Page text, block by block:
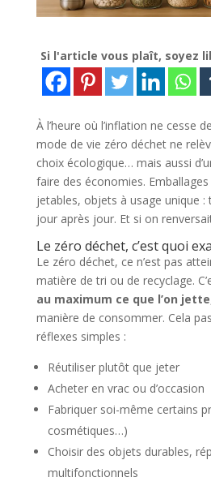
Si l'article vous plaît, soyez
À l’heure où l’inflation ne cesse
mode de vie zéro déchet ne
choix écologique… mais aussi
faire des économies.
jetables, objets à usage unique
jour après jour. Et si on
Le zéro déchet, c’est quoi
Le zéro déchet, ce n’est pas
matière de tri ou de recyclage.
au maximum ce que l’on jette
manière de consommer. Cela
réflexes simples :
Réutiliser plutôt que jeter
Acheter en vrac ou d’occasion
Fabriquer soi-même certains
cosmétiques…)
Choisir des objets durables,
multifonctionnels